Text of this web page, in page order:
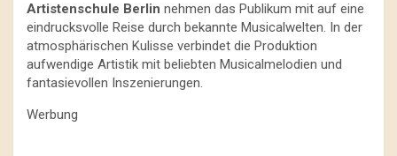
Artistenschule Berlin nehmen das Publikum mit auf eine
eindrucksvolle Reise durch bekannte Musicalwelten. In der
atmosphärischen Kulisse verbindet die Produktion
aufwendige Artistik mit beliebten Musicalmelodien und
fantasievollen Inszenierungen.
Werbung